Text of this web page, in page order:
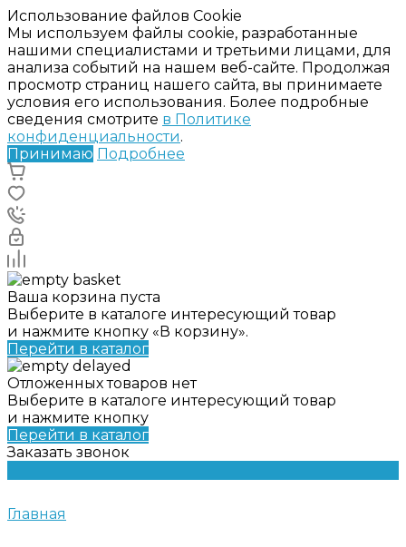
Использование файлов Cookie
Мы используем файлы cookie, разработанные
нашими специалистами и третьими лицами, для
анализа событий на нашем веб-сайте. Продолжая
просмотр страниц нашего сайта, вы принимаете
условия его использования. Более подробные
сведения смотрите в Политике
конфиденциальности.
Принимаю Подробнее
Ваша корзина пуста
Выберите в каталоге интересующий товар
и нажмите кнопку «В корзину».
Перейти в каталог
Отложенных товаров нет
Выберите в каталоге интересующий товар
и нажмите кнопку
Перейти в каталог
Заказать звонок
Главная